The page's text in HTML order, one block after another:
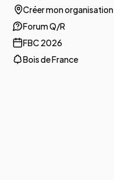
Créer mon organisation
Forum Q/R
FBC 2026
Bois de France